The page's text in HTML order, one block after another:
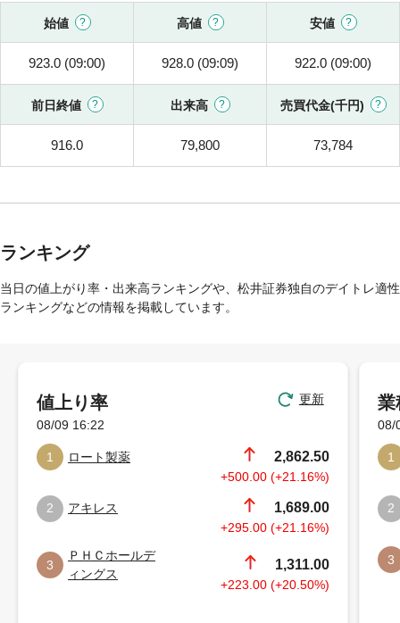
始値 高値 安値
923.0 (09:00) 928.0 (09:09) 922.0 (09:00)
前日終値 出来高 売買代金(千円)
916.0 79,800 73,784
ランキング
当日の値上がり率・出来高ランキングや、松井証券独自のデイトレ適性
ランキングなどの情報を掲載しています。